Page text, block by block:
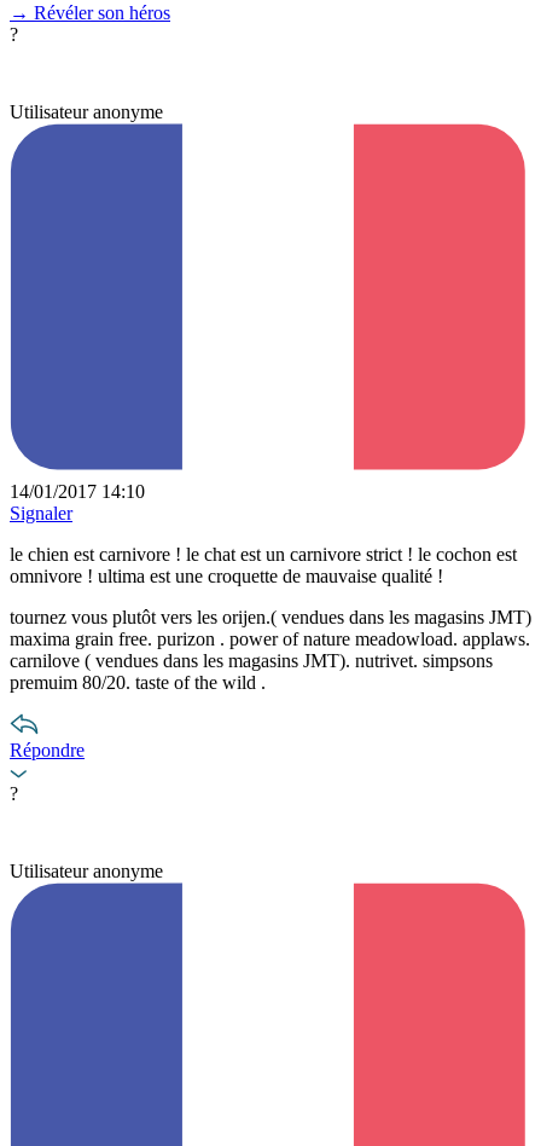
→ Révéler son héros
?
Utilisateur anonyme
14/01/2017 14:10
Signaler
le chien est carnivore ! le chat est un carnivore strict ! le cochon est
omnivore ! ultima est une croquette de mauvaise qualité !
tournez vous plutôt vers les orijen.( vendues dans les magasins JMT)
maxima grain free. purizon . power of nature meadowload. applaws.
carnilove ( vendues dans les magasins JMT). nutrivet. simpsons
premuim 80/20. taste of the wild .
Répondre
?
Utilisateur anonyme